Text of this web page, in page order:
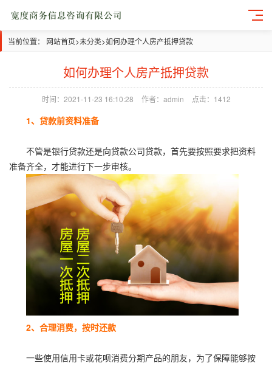
当前位置： 网站首页>未分类>如何办理个人房产抵押贷款
如何办理个人房产抵押贷款
时间：2021-11-23 16:10:28 作者：admin 点击：1412
1、贷款前资料准备
不管是银行贷款还是向贷款公司贷款，首先要按照要求把资料
准备齐全，才能进行下一步审核。
2、合理消费，按时还款
一些使用信用卡或花呗消费分期产品的朋友，为了保障能够按